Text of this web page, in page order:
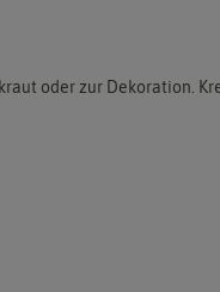
oder zur Dekoration.